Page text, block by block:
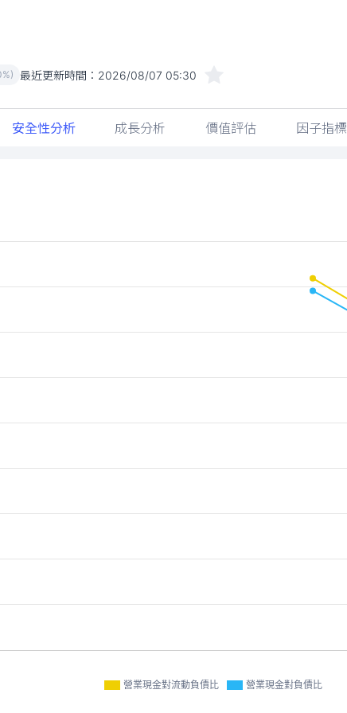
最近更新時間： 2026/08/07 05:30
安全性分析 成長分析 價值評估 因子指標
營業現金對流動負債比 營業現金對負債比